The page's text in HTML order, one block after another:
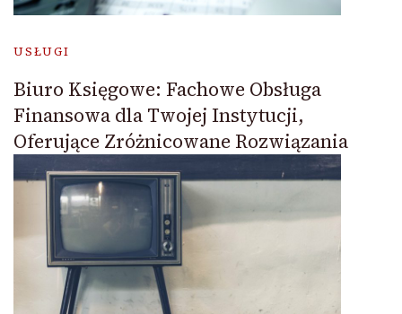
USŁUGI
Biuro Księgowe: Fachowe Obsługa
Finansowa dla Twojej Instytucji,
Oferujące Zróżnicowane Rozwiązania